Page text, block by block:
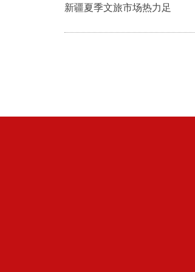
新疆夏季文旅市场热力足